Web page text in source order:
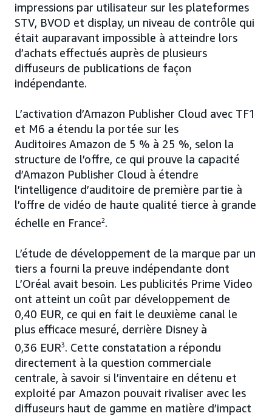
impressions par utilisateur sur les plateformes
STV, BVOD et display, un niveau de contrôle qui
était auparavant impossible à atteindre lors
d’achats effectués auprès de plusieurs
diffuseurs de publications de façon
indépendante.
L’activation d’Amazon Publisher Cloud avec TF1
et M6 a étendu la portée sur les
Auditoires Amazon de 5 % à 25 %, selon la
structure de l’offre, ce qui prouve la capacité
d’Amazon Publisher Cloud à étendre
l’intelligence d’auditoire de première partie à
l’offre de vidéo de haute qualité tierce à grande
échelle en France2.
L’étude de développement de la marque par un
tiers a fourni la preuve indépendante dont
L’Oréal avait besoin. Les publicités Prime Video
ont atteint un coût par développement de
0,40 EUR, ce qui en fait le deuxième canal le
plus efficace mesuré, derrière Disney à
0,36 EUR3. Cette constatation a répondu
directement à la question commerciale
centrale, à savoir si l’inventaire en détenu et
exploité par Amazon pouvait rivaliser avec les
diffuseurs haut de gamme en matière d’impact